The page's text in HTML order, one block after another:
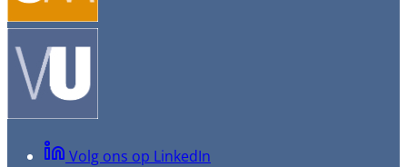
Volg ons op LinkedIn